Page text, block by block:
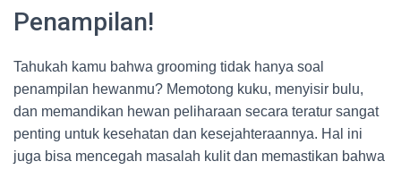
Penampilan!
Tahukah kamu bahwa grooming tidak hanya soal
penampilan hewanmu? Memotong kuku, menyisir bulu,
dan memandikan hewan peliharaan secara teratur sangat
penting untuk kesehatan dan kesejahteraannya. Hal ini
juga bisa mencegah masalah kulit dan memastikan bahwa